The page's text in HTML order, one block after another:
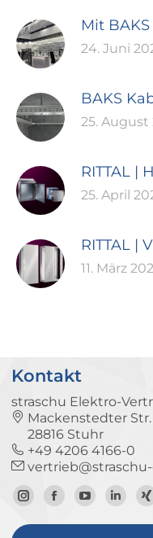
Mit
24. Juni
BAKS
25. August
RITTAL |
25. April
RITTAL |
11. März
Kontakt
straschu Elektro-
Mackenstedter Str.
28816 Stuhr
+49 4206 4166-0
Zum
Instagram-
Zur
Facebook-
Zum
YouTube-
Zum